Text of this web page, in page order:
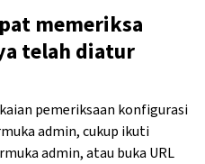
memeriksa
telah diatur
pemeriksaan konfigurasi
admin, cukup ikuti
admin, atau buka URL